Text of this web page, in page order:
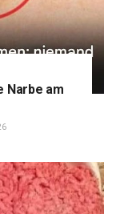
Narbe am